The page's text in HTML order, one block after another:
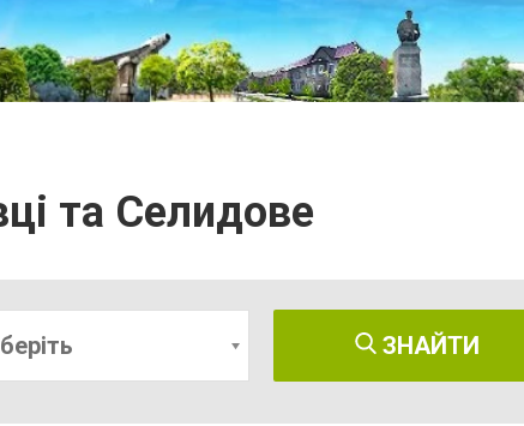
та Селидове
ЗНАЙТИ